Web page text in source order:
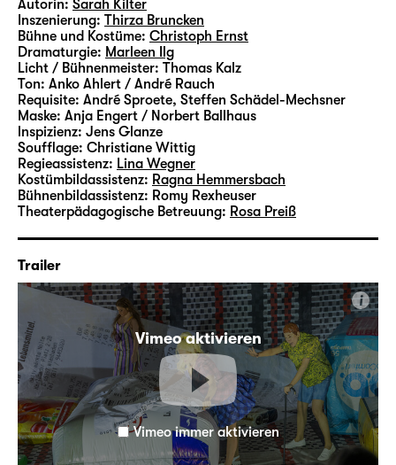
„White Passing“ finden Sie
Autorin: Sarah Kilter
Inszenierung: Thirza Bruncken
Bühne und Kostüme: Christoph Ernst
Dramaturgie: Marleen Ilg
Licht / Bühnenmeister: Thomas Kalz
Ton: Anko Ahlert / André Rauch
Requisite: André Sproete, Steffen Schädel-Mechsner
Maske: Anja Engert / Norbert Ballhaus
lnspizienz: Jens Glanze
Soufflage: Christiane Wittig
Regieassistenz: Lina Wegner
Kostümbildassistenz: Ragna Hemmersbach
Bühnenbildassistenz: Romy Rexheuser
Theaterpädagogische Betreuung: Rosa Preiß
Trailer
Vimeo aktivieren
i
Vimeo immer aktivieren